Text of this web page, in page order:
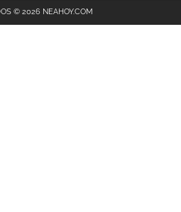
© 2026 NEAHOY.COM